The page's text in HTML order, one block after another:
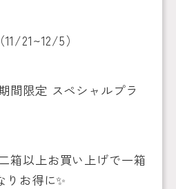
11/21~12/5）
間限定 スペシャルプラ
箱以上お買い上げで一箱
りお得に✨